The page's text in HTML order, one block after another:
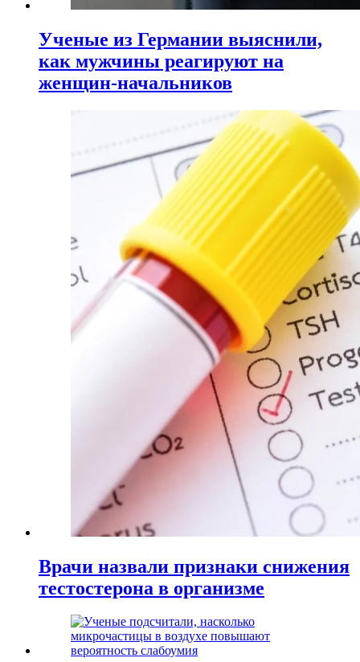
Ученые из Германии выяснили,
как мужчины реагируют на
женщин-начальников
Врачи назвали признаки снижения
тестостерона в организме